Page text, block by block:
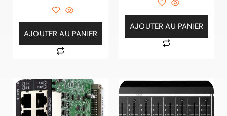
AJOUTER AU PANIER
AJOUTER AU PANIER